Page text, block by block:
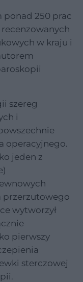
ponad 250 prac
w kraju i
szereg
i
operacyjnego.
jeden z
przerzutowego
wytworzył
pierwszy
sterczowej